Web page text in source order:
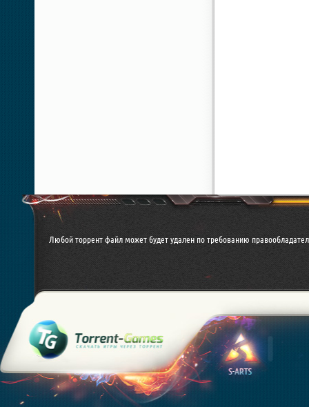
Любой торрент файл может будет удален по требованию